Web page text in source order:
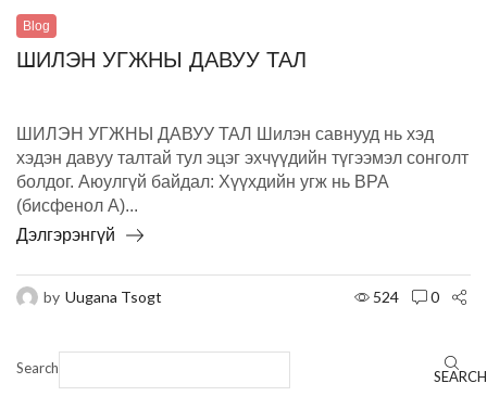
Blog
ШИЛЭН УГЖНЫ ДАВУУ ТАЛ
ШИЛЭН УГЖНЫ ДАВУУ ТАЛ Шилэн савнууд нь хэд
хэдэн давуу талтай тул эцэг эхчүүдийн түгээмэл сонголт
болдог. Аюулгүй байдал: Хүүхдийн угж нь BPA
(бисфенол А)...
Дэлгэрэнгүй
by Uugana Tsogt 524 0
Search
SEARCH